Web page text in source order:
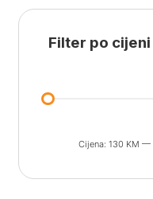
Filter po cijeni
Cijena: 130 KM —